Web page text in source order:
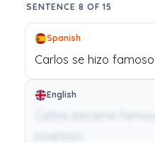
SENTENCE 8 OF 15
Spanish
Carlos se hizo famoso
English